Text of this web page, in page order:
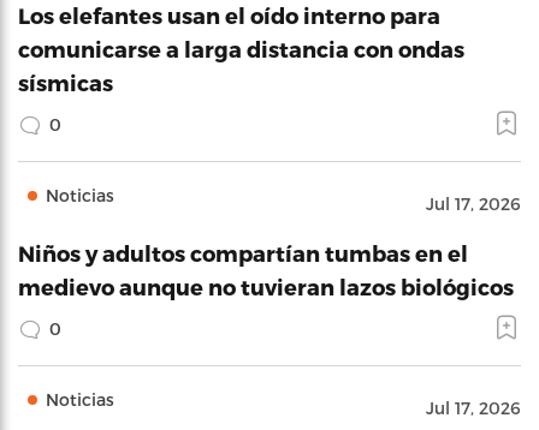
Los elefantes usan el oído interno para
comunicarse a larga distancia con ondas
sísmicas
0
Noticias Jul 17, 2026
Niños y adultos compartían tumbas en el
medievo aunque no tuvieran lazos biológicos
0
Noticias Jul 17, 2026